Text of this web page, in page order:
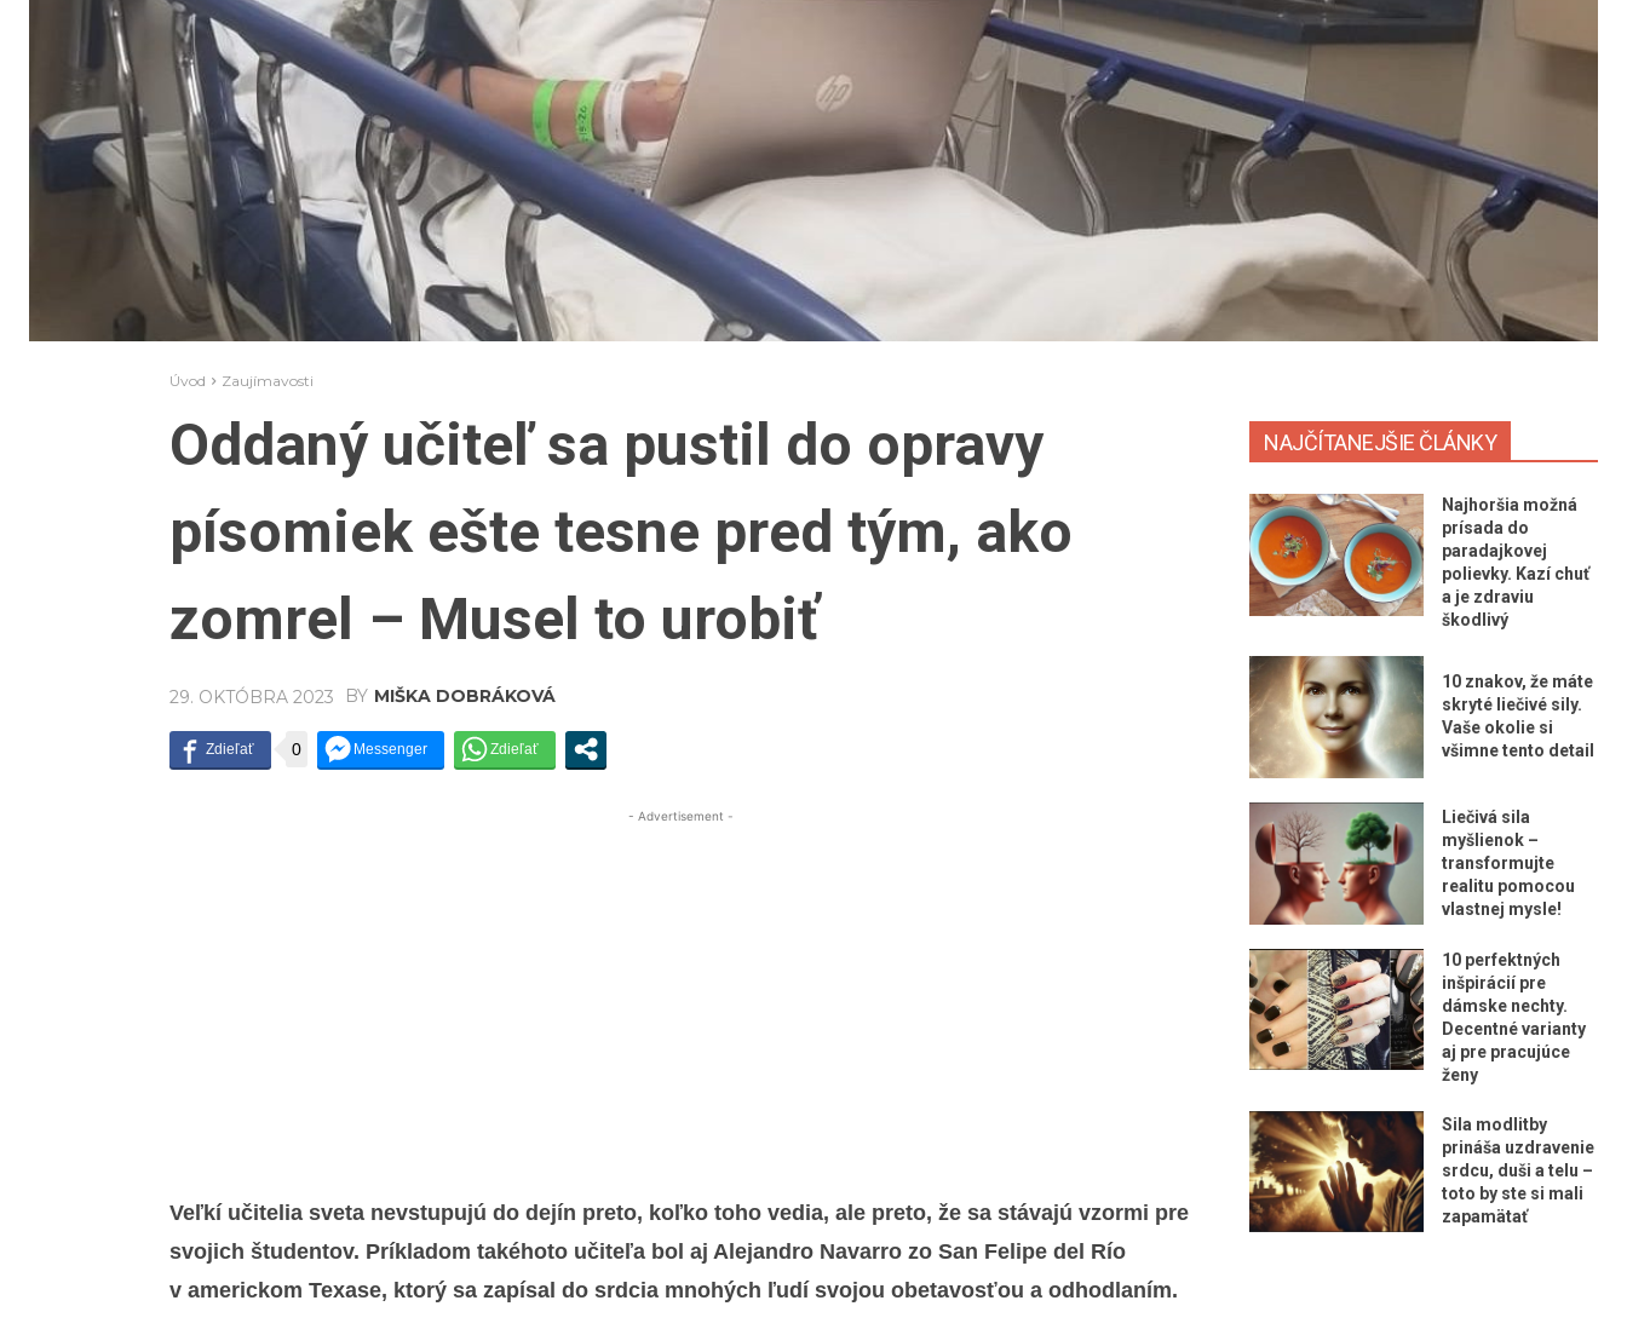
Úvod Zaujímavosti
Oddaný učiteľ sa pustil do opravy
písomiek ešte tesne pred tým, ako
zomrel – Musel to urobiť
29. OKTÓBRA 2023 BY MIŠKA DOBRÁKOVÁ
0
- Advertisement -
Veľkí učitelia sveta nevstupujú do dejín preto, koľko toho vedia, ale preto, že sa stávajú vzormi pre
svojich študentov. Príkladom takéhoto učiteľa bol aj Alejandro Navarro zo San Felipe del Río
v americkom Texase, ktorý sa zapísal do srdcia mnohých ľudí svojou obetavosťou a odhodlaním.
NAJČÍTANEJŠIE ČLÁNKY
Najhoršia možná
prísada do
paradajkovej
polievky. Kazí chuť
a je zdraviu
škodlivý
10 znakov, že máte
skryté liečivé sily.
Vaše okolie si
všimne tento detail
Liečivá sila
myšlienok –
transformujte
realitu pomocou
vlastnej mysle!
10 perfektných
inšpirácií pre
dámske nechty.
Decentné varianty
aj pre pracujúce
ženy
Sila modlitby
prináša uzdravenie
srdcu, duši a telu –
toto by ste si mali
zapamätať